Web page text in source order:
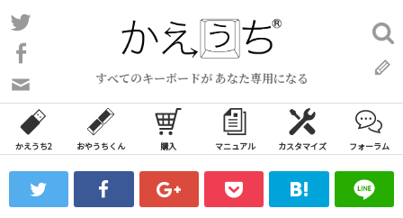
コ
ン
ン
ツ
ス
ッ
すべてのキーボードが あなた専用になる
い
合
わ
フ
ォ
検
索:
かえうち2 おやうちくん 購入 マニュアル カスタマイズ フォーラム